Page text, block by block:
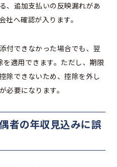
、追加支払いの反映漏れがあ
社へ確認が入ります。
付できなかった場合でも、翌
適用できます。ただし、期限
除できないため、控除を外し
必要になります。
者の年収見込みに誤